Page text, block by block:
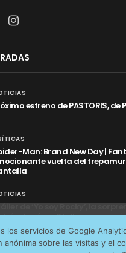
estreno de PASTORIS, de
Man: Brand New Day |
vuelta del
de ‘Yo soy Rocky’, la
de cómo Stallone se
los servicios de Google
anónima sobre las visitas y el
que recibimos y conocer los